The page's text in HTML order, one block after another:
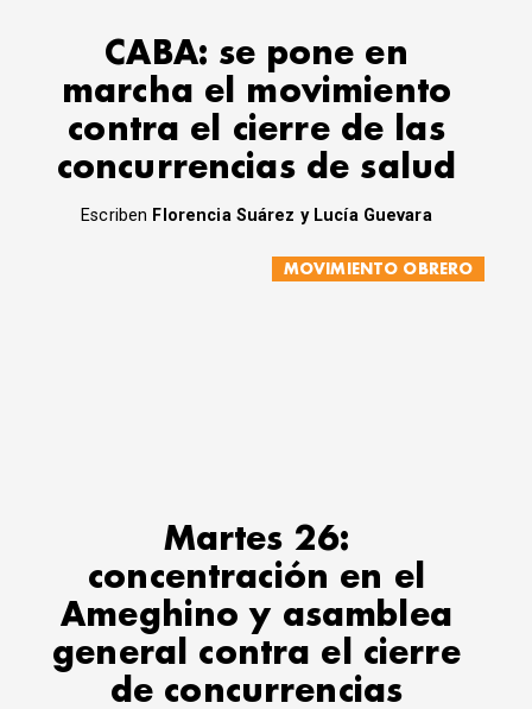
CABA: se pone en
marcha el movimiento
contra el cierre de las
concurrencias de salud
Escriben Florencia Suárez y Lucía Guevara
MOVIMIENTO OBRERO
Martes 26:
concentración en el
Ameghino y asamblea
general contra el cierre
de concurrencias